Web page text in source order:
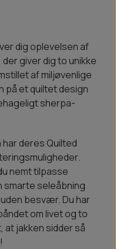
dig oplevelsen af
giver dig to unikke
af miljøvenlige
på et quiltet design
sherpa-
har deres Quilted
nemt tilpasse
smarte seleåbning
besvær. Du har
om livet og to
at jakken sidder så